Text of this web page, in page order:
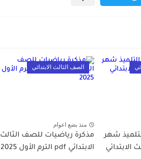
شهر
الابتدائي
الصف الثالث الابتدائي
منذ بضع اعوام
مذكرة رياضيات للصف الثالث
الابتدائي pdf الترم الأول 2025